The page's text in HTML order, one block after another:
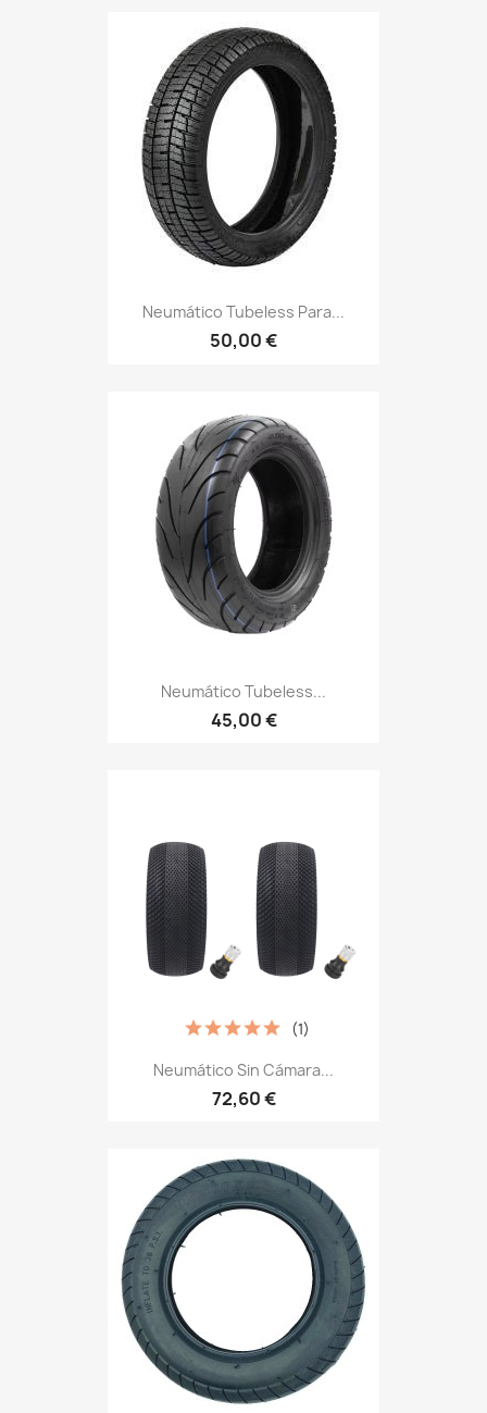
Neumático Tubeless Para...
50,00 €
Neumático Tubeless...
45,00 €
Neumático Sin Cámara...
72,60 €
(1)